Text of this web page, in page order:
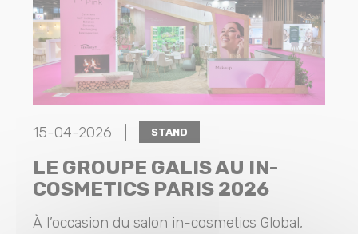
15-04-2026 | STAND
LE GROUPE GALIS AU IN-
COSMETICS PARIS 2026
À l’occasion du salon in-cosmetics Global,